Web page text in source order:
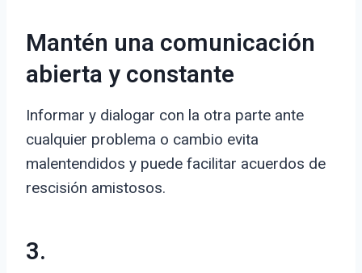
Mantén una comunicación
abierta y constante
Informar y dialogar con la otra parte ante
cualquier problema o cambio evita
malentendidos y puede facilitar acuerdos de
rescisión amistosos.
3.